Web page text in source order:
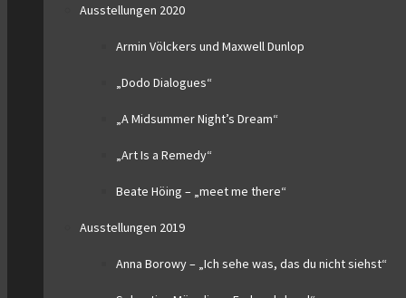
Ausstellungen 2020
Armin Völckers und Maxwell Dunlop
„Dodo Dialogues“
„A Midsummer Night’s Dream“
„Art Is a Remedy“
Beate Höing – „meet me there“
Ausstellungen 2019
Anna Borowy – „Ich sehe was, das du nicht siehst“